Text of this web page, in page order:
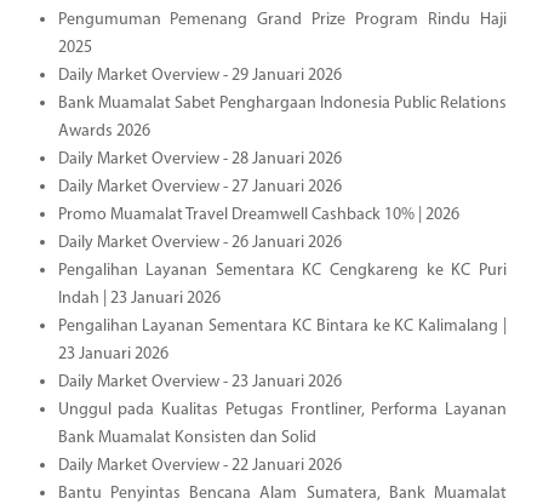
Pengumuman Pemenang Grand Prize Program Rindu Haji
2025
Daily Market Overview - 29 Januari 2026
Bank Muamalat Sabet Penghargaan Indonesia Public Relations
Awards 2026
Daily Market Overview - 28 Januari 2026
Daily Market Overview - 27 Januari 2026
Promo Muamalat Travel Dreamwell Cashback 10% | 2026
Daily Market Overview - 26 Januari 2026
Pengalihan Layanan Sementara KC Cengkareng ke KC Puri
Indah | 23 Januari 2026
Pengalihan Layanan Sementara KC Bintara ke KC Kalimalang |
23 Januari 2026
Daily Market Overview - 23 Januari 2026
Unggul pada Kualitas Petugas Frontliner, Performa Layanan
Bank Muamalat Konsisten dan Solid
Daily Market Overview - 22 Januari 2026
Bantu Penyintas Bencana Alam Sumatera, Bank Muamalat